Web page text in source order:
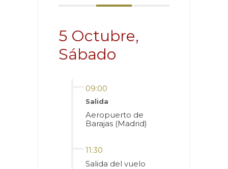
5 Octubre,
Sábado
09:00
Salida
Aeropuerto de
Barajas (Madrid)
11:30
Salida del vuelo